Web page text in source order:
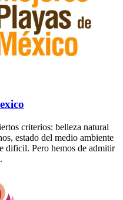
criterios: belleza natural
estado del medio ambiente
dificil. Pero hemos de admitir